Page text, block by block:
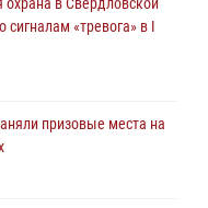
офицера милиции
в зоне СВО
на окружном
в Свердловской
«тревога» в I
призовые места на